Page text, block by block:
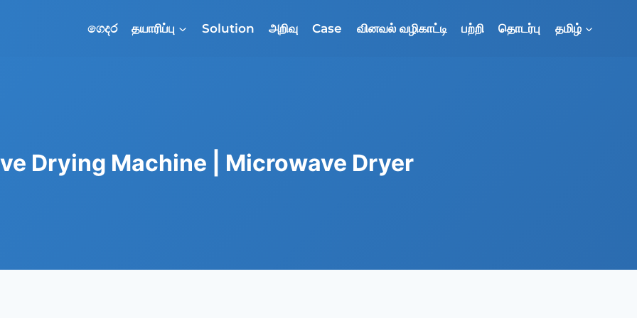
ගෙදර தயாரிப்பு Solution அறிவு Case வினவல் வழிகாட்டி பற்றி தொடர்பு தமிழ்
Drying Machine | Microwave Dryer